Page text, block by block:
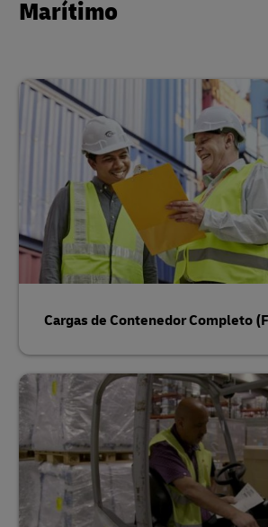
Marítimo
Cargas de Contenedor Completo